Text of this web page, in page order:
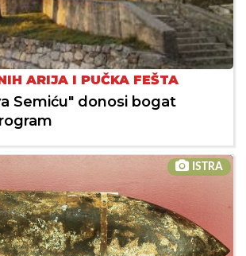
ARIJA I PUČKA FEŠTA
Semiću" donosi bogat
ISTRA